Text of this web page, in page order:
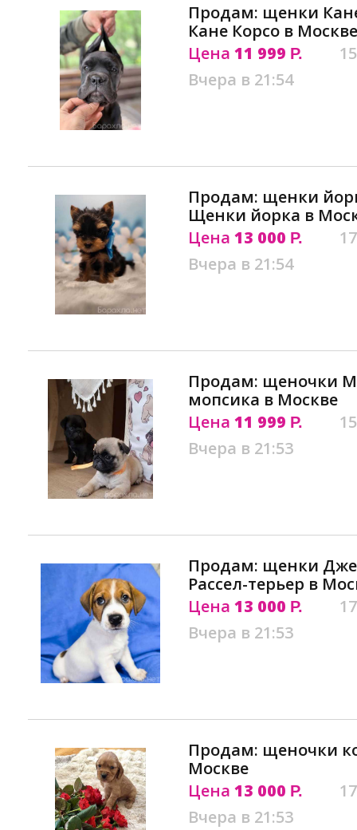
Продам: щенки
Кане Корсо в Москве
Цена 11 999 Р.
Вчера в 21:54
Продам: щенки
Щенки йорка в
Цена 13 000 Р.
Вчера в 21:54
Продам: щеночки
мопсика в Москве
Цена 11 999 Р.
Вчера в 21:53
Продам: щенки
Рассел-терьер в
Цена 13 000 Р.
Вчера в 21:53
Продам: щеночки
Москве
Цена 13 000 Р.
Вчера в 21:53